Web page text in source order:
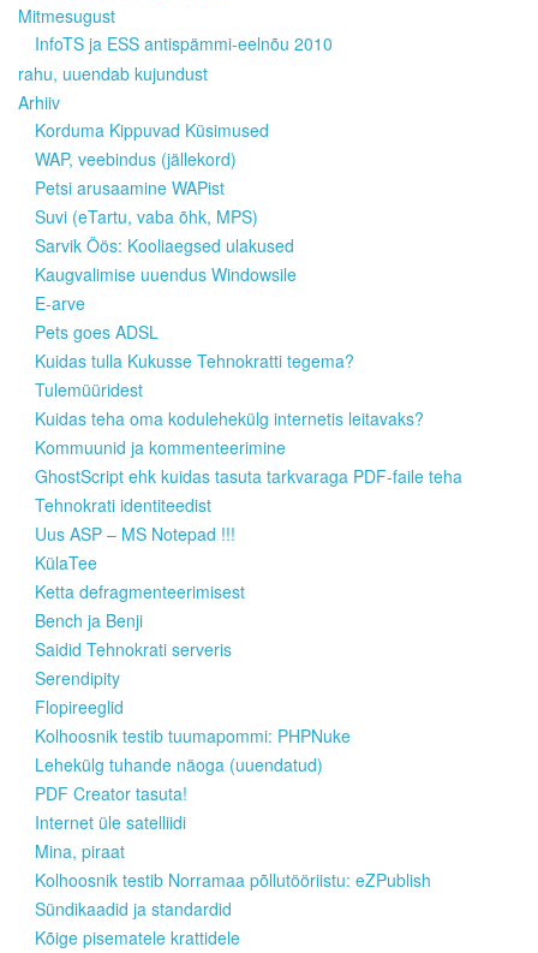
Mitmesugust
InfoTS ja ESS antispämmi-eelnõu 2010
rahu, uuendab kujundust
Arhiiv
Korduma Kippuvad Küsimused
WAP, veebindus (jällekord)
Petsi arusaamine WAPist
Suvi (eTartu, vaba õhk, MPS)
Sarvik Öös: Kooliaegsed ulakused
Kaugvalimise uuendus Windowsile
E-arve
Pets goes ADSL
Kuidas tulla Kukusse Tehnokratti tegema?
Tulemüüridest
Kuidas teha oma kodulehekülg internetis leitavaks?
Kommuunid ja kommenteerimine
GhostScript ehk kuidas tasuta tarkvaraga PDF-faile teha
Tehnokrati identiteedist
Uus ASP – MS Notepad !!!
KülaTee
Ketta defragmenteerimisest
Bench ja Benji
Saidid Tehnokrati serveris
Serendipity
Flopireeglid
Kolhoosnik testib tuumapommi: PHPNuke
Lehekülg tuhande näoga (uuendatud)
PDF Creator tasuta!
Internet üle satelliidi
Mina, piraat
Kolhoosnik testib Norramaa põllutööriistu: eZPublish
Sündikaadid ja standardid
Kõige pisematele krattidele